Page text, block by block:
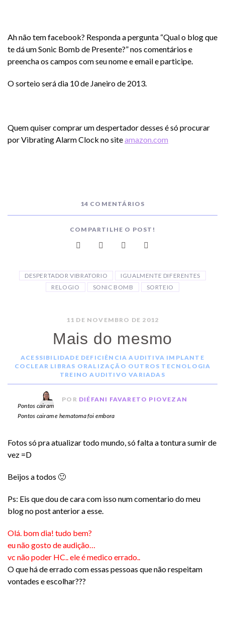
Ah não tem facebook? Responda a pergunta “Qual o blog que
te dá um Sonic Bomb de Presente?” nos comentários e
preencha os campos com seu nome e email e participe.
O sorteio será dia 10 de Janeiro de 2013.
Quem quiser comprar um despertador desses é só procurar
por Vibrating Alarm Clock no siteamazon.com
14 COMENTÁRIOS
COMPARTILHE O POST!
DESPERTADOR VIBRATORIO
IGUALMENTE DIFERENTES
RELOGIO
SONIC BOMB SORTEIO
11 DE NOVEMBRO DE 2012
Mais do mesmo
ACESSIBILIDADE DEFICIÊNCIA AUDITIVA IMPLANTE
COCLEAR LIBRAS ORALIZAÇÃO OUTROS TECNOLOGIA
TREINO AUDITIVO VARIADAS
POR DIÉFANI FAVARETO PIOVEZAN
Pontos cairam
Pontos cairam e hematoma foi embora
Fotos só pra atualizar todo mundo, só falta a tontura sumir de
vez =D
Beijos a todos 🙂
Ps: Eis que dou de cara com isso num comentario do meu
blog no post anterior a esse.
Olá. bom dia! tudo bem?
eu não gosto de audição…
vc não poder HC.. ele é medico errado..
O que há de errado com essas pessoas que não respeitam
vontades e escolhar???